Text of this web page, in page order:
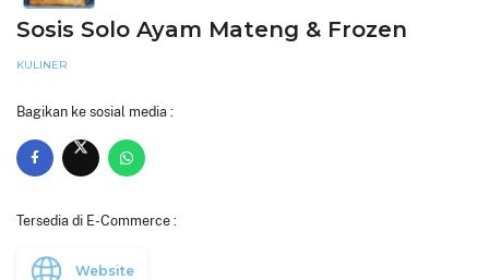
Sosis Solo Ayam Mateng & Frozen
KULINER
Bagikan ke sosial media :
Tersedia di E-Commerce :
Website